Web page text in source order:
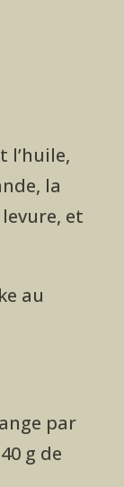
l’huile,
la
et
au
par
g de